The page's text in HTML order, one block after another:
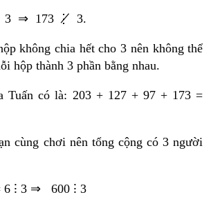
3 ⇒ 173 ⋮̸ 3.
không chia hết cho 3 nên không thể
hộp thành 3 phần bằng nhau.
Tuấn có là: 203 + 127 + 97 + 173 =
cùng chơi nên tổng cộng có 3 người
6 ⁝ 3 ⇒ 600 ⁝ 3